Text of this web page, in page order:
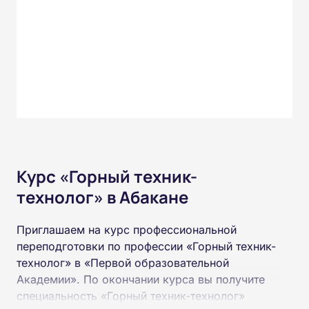
Курс «Горный техник-
технолог» в Абакане
Приглашаем на курс профессиональной
переподготовки по профессии «Горный техник-
технолог» в «Первой образовательной
Академии». По окончании курса вы получите
специальность «Горный техник-технолог»